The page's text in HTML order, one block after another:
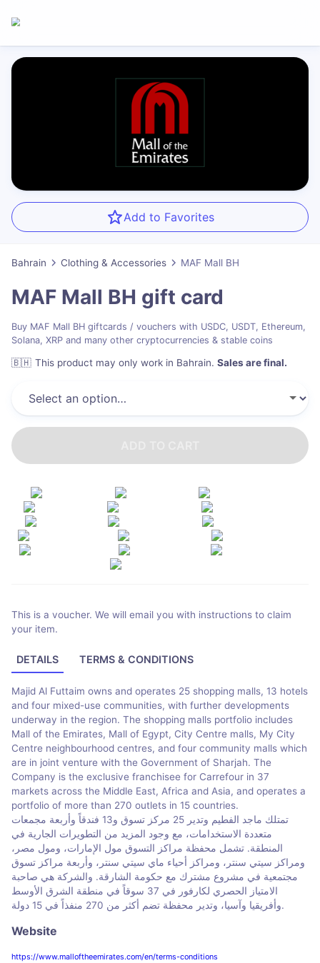
Add to Favorites
Bahrain Clothing & Accessories MAF Mall BH
MAF Mall BH gift card
Buy MAF Mall BH giftcards / vouchers with USDC, USDT, Ethereum,
Solana, XRP and many other cryptocurrencies & stable coins
🇧🇭 This product may only work in Bahrain. Sales are final.
This is a voucher. We will email you with instructions to claim
your item.
DETAILS TERMS & CONDITIONS
Majid Al Futtaim owns and operates 25 shopping malls, 13 hotels
and four mixed-use communities, with further developments
underway in the region. The shopping malls portfolio includes
Mall of the Emirates, Mall of Egypt, City Centre malls, My City
Centre neighbourhood centres, and four community malls which
are in joint venture with the Government of Sharjah. The
Company is the exclusive franchisee for Carrefour in 37
markets across the Middle East, Africa and Asia, and operates a
portfolio of more than 270 outlets in 15 countries.
تمتلك ماجد الفطيم وتدير 25 مركز تسوق و13 فندقاً وأربعة مجمعات
متعددة الاستخدامات، مع وجود المزيد من التطويرات الجارية في
المنطقة. تشمل محفظة مراكز التسوق مول الإمارات، ومول مصر،
ومراكز سيتي سنتر، ومراكز أحياء ماي سيتي سنتر، وأربعة مراكز تسوق
مجتمعية في مشروع مشترك مع حكومة الشارقة. والشركة هي صاحبة
الامتياز الحصري لكارفور في 37 سوقاً في منطقة الشرق الأوسط
وأفريقيا وآسيا، وتدير محفظة تضم أكثر من 270 منفذاً في 15 دولة.
Website
https://www.malloftheemirates.com/en/terms-conditions